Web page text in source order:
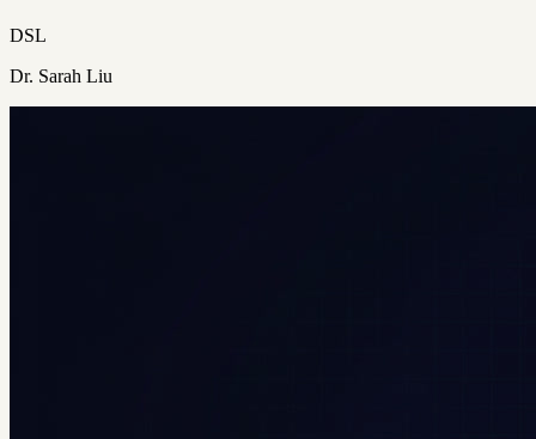
DSL
Dr. Sarah Liu